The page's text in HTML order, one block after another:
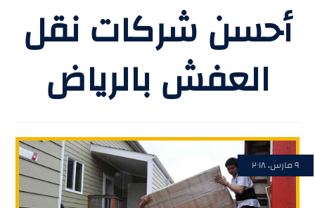
أحسن شركات نقل
العفش بالرياض
٩ مارس، ٢٠١٨